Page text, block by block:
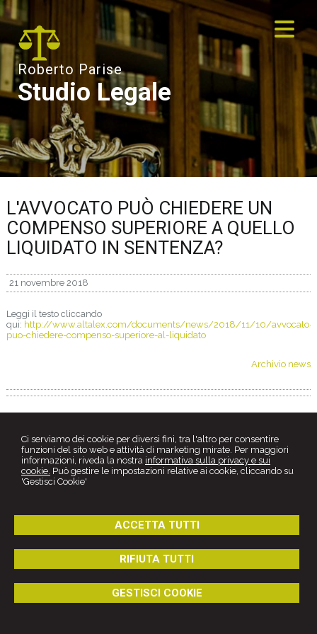
Ci serviamo dei cookie per diversi fini, tra l'altro per consentire
funzioni del sito web e attività di marketing mirate. Per maggiori
informazioni, riveda la nostra informativa sulla privacy e sui
cookie. Può gestire le impostazioni relative ai cookie, cliccando su
'Gestisci Cookie'
ACCETTA TUTTI
RIFIUTA TUTTI
GESTISCI COOKIE
Roberto Parise
Studio Legale
L'AVVOCATO PUÒ CHIEDERE UN
COMPENSO SUPERIORE A QUELLO
LIQUIDATO IN SENTENZA?
21 novembre 2018
Leggi il testo cliccando
qui: http://www.altalex.com/documents/news/2018/11/10/avvocato-
puo-chiedere-compenso-superiore-al-liquidato
Archivio news
Tel.0983 968500Fax0983 968500
© 2026 Copyright Studio Legale Parise. Tutti i diritti riservati | P.IVA
01794830784 |Gestisci Cookie-Sitemap-Privacy-Cookie policy-